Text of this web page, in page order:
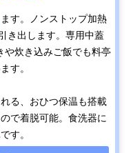
ます。ノンストップ加熱
き出します。専用中蓋
や炊き込みご飯でも料亭
す。
る、おひつ保温も搭載
で着脱可能。食洗器に
す。